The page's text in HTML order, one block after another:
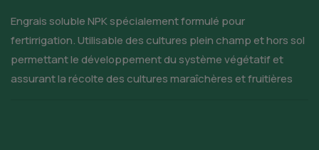
Engrais soluble NPK spécialement formulé pour
fertirrigation. Utilisable des cultures plein champ et hors sol
permettant le développement du système végétatif et
assurant la récolte des cultures maraîchères et fruitières